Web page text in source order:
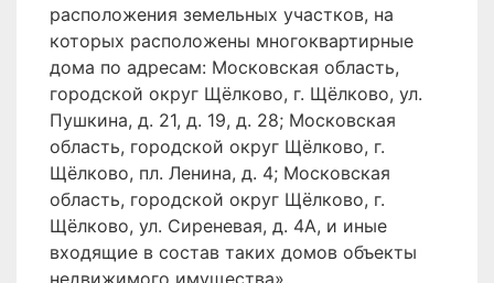
расположения земельных участков, на
которых расположены многоквартирные
дома по адресам: Московская область,
городской округ Щёлково, г. Щёлково, ул.
Пушкина, д. 21, д. 19, д. 28; Московская
область, городской округ Щёлково, г.
Щёлково, пл. Ленина, д. 4; Московская
область, городской округ Щёлково, г.
Щёлково, ул. Сиреневая, д. 4А, и иные
входящие в состав таких домов объекты
недвижимого имущества».